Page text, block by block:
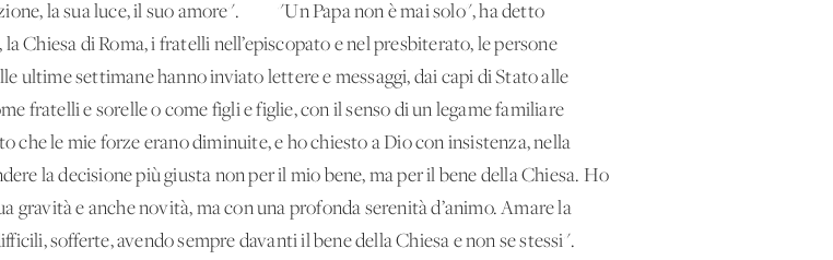
la sua luce, il suo amore". "Un Papa non è mai solo", ha detto
Chiesa di Roma, i fratelli nell’episcopato e nel presbiterato, le persone
ultime settimane hanno inviato lettere e messaggi, dai capi di Stato alle
fratelli e sorelle o come figli e figlie, con il senso di un legame familiare
le mie forze erano diminuite, e ho chiesto a Dio con insistenza, nella
la decisione più giusta non per il mio bene, ma per il bene della Chiesa. Ho
gravità e anche novità, ma con una profonda serenità d’animo. Amare la
sofferte, avendo sempre davanti il bene della Chiesa e non se stessi".